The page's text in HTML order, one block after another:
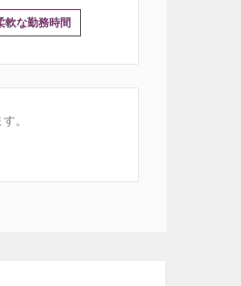
軟な勤務時間
。